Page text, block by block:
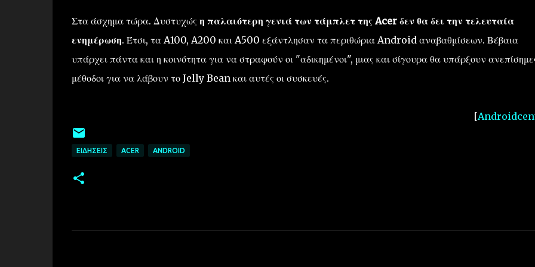
Στα άσχημα τώρα. Δυστυχώς η παλαιότερη γενιά των τάμπλετ τηςAcer δεν θα δει την τελευταία
ενημέρωση. Έτσι, τα A100, A200 και A500 εξάντλησαν τα περιθώρια Android αναβαθμίσεων. Βέβαια
υπάρχει πάντα και η κοινότηταγια να στραφούν οι "αδικημένοι", μιας και σίγουρα θα υπάρξουν
μέθοδοι για να λάβουν το Jelly Bean και αυτές οι συσκευές.
[
ΕΙΔΉΣΕΙΣ ACER ANDROID